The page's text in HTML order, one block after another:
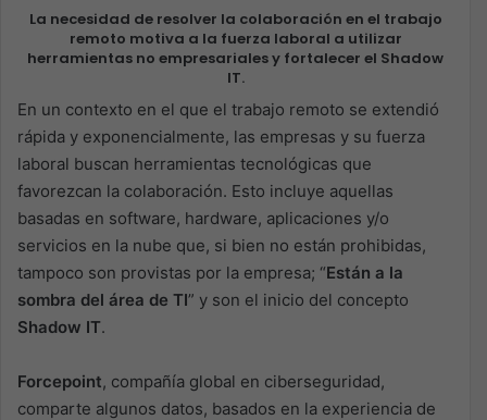
La necesidad de resolver la colaboración en el trabajo
remoto motiva a la fuerza laboral a utilizar
herramientas no empresariales y fortalecer el Shadow
IT.
En un contexto en el que el trabajo remoto se extendió
rápida y exponencialmente, las empresas y su fuerza
laboral buscan herramientas tecnológicas que
favorezcan la colaboración. Esto incluye aquellas
basadas en software, hardware, aplicaciones y/o
servicios en la nube que, si bien no están prohibidas,
tampoco son provistas por la empresa; “Están a la
sombra del área de TI” y son el inicio del concepto
Shadow IT.
Forcepoint, compañía global en ciberseguridad,
comparte algunos datos, basados en la experiencia de